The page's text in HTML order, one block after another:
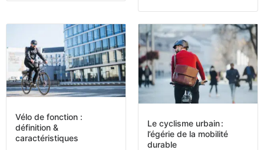
Vélo de fonction :
définition &
caractéristiques
Le cyclisme urbain :
l’égérie de la mobilité
durable